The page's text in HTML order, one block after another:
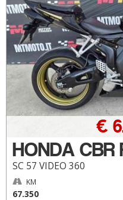
HONDA CBR
SC 57 VIDEO 360
€
KM
67.350